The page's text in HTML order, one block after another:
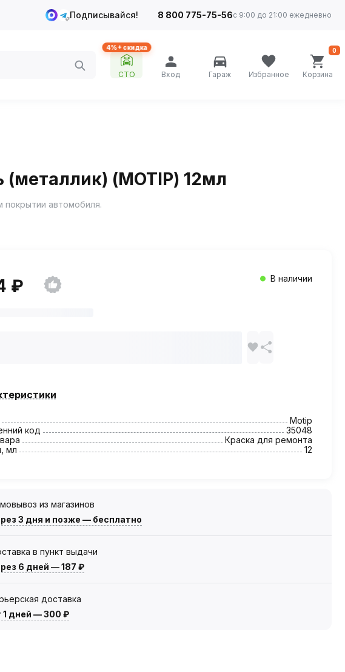
Подписывайся! 8 800 775-75-56с 9:00 до 21:00 ежедневно
4%+ скидка
СТО Вход Гараж Избранное Корзина
0
(MOTIP) 12мл
покрытии автомобиля.
₽ В наличии
Motip
код
35048
Краска для ремонта
мл
12
из магазинов
3 дня и позже — бесплатно
в пункт выдачи
6 дней —187 ₽
доставка
1 дней —300 ₽